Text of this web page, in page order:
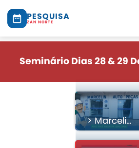
PESQUISA
ZAN NORTE
Seminário Dias 28 & 29
> Marcelin
Auto
Peças